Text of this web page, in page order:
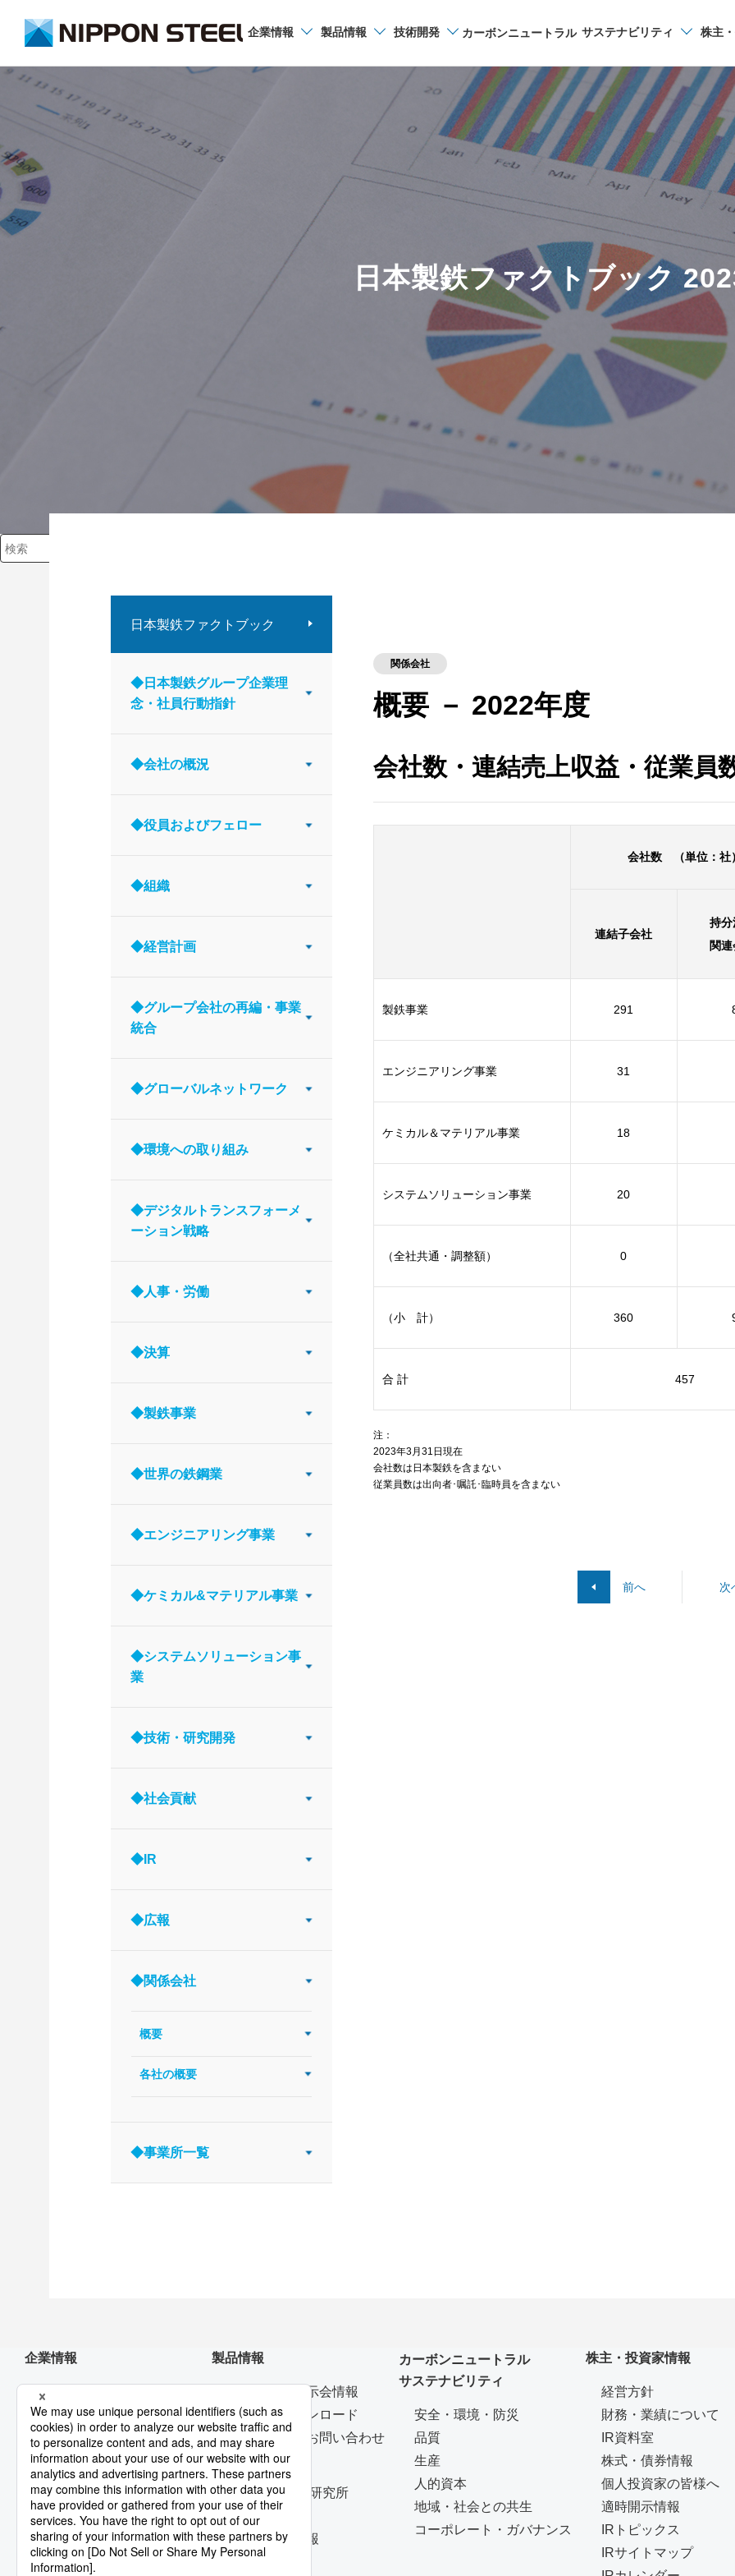
企業情報 製品情報 技術開発 カーボンニュートラル サステナビリティ 株主
サイト内検索
日本製鉄ファクトブック
検索キーワード入力
日本製鉄ファクトブック
◆日本製鉄グループ企業理
念・社員行動指針
◆会社の概況
◆役員およびフェロー
◆組織
◆経営計画
◆グループ会社の再編・事業
統合
◆グローバルネットワーク
◆環境への取り組み
◆デジタルトランスフォーメ
ーション戦略
◆人事・労働
◆決算
◆製鉄事業
◆世界の鉄鋼業
◆エンジニアリング事業
◆ケミカル&マテリアル事業
◆システムソリューション事
業
◆技術・研究開発
◆社会貢献
◆IR
◆広報
◆関係会社
概要
各社の概要
◆事業所一覧
関係会社
概要 － 2022年度
会社数・連結売上収益・従業員
会社数 （単位：社
連結子会社
持
関
製鉄事業 291
エンジニアリング事業 31
ケミカル＆マテリアル事業 18
システムソリューション事業 20
（全社共通・調整額） 0
（小 計） 360
合 計 457
注：
2023年3月31日現在
会社数は日本製鉄を含まない
従業員数は出向者･嘱託･臨時員を含まない
前へ 次
企業情報
トップメッセージ
デジタルトランスフォーメー
ション
資機材調達
コーポレート・ガバナンス
早わかり日本製鉄
製品情報
ニュース・展示会情報
カタログダウンロード
製品に関するお問い合わせ
技術開発
技術開発本部/研究所
受賞実績
技術論文・技報
カーボンニュートラル
サステナビリティ
安全・環境・防災
品質
生産
人的資本
地域・社会との共生
コーポレート・ガバナンス
株主・投資家情報
経営方針
財務・業績について
IR資料室
株式・債券情報
個人投資家の皆様へ
適時開示情報
IRトピックス
IRサイトマップ